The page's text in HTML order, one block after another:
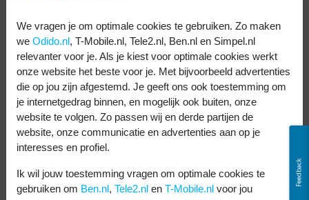
Buienradar lijkt erg op Buienalarm. Ook hier
kun je zien wanneer en hoe lang het gaat
regenen. Maar de app kan nog meer. Naast
een radar voor buien, heeft deze weer app
ook een radar voor motregen, pollen,
muggen en meer. Heel handig!
WeatherPro Feedback
We vragen je om optimale cookies te gebruiken. Zo maken
we Odido.nl, T-Mobile.nl, Tele2.nl, Ben.nl en Simpel.nl
relevanter voor je. Als je kiest voor optimale cookies werkt
onze website het beste voor je. Met bijvoorbeeld advertenties
die op jou zijn afgestemd. Je geeft ons ook toestemming om
je internetgedrag binnen, en mogelijk ook buiten, onze
website te volgen. Zo passen wij en derde partijen de
website, onze communicatie en advertenties aan op je
interesses en profiel.
Ik wil jouw toestemming vragen om optimale cookies te
gebruiken om Ben.nl, Tele2.nl en T-Mobile.nl voor jou